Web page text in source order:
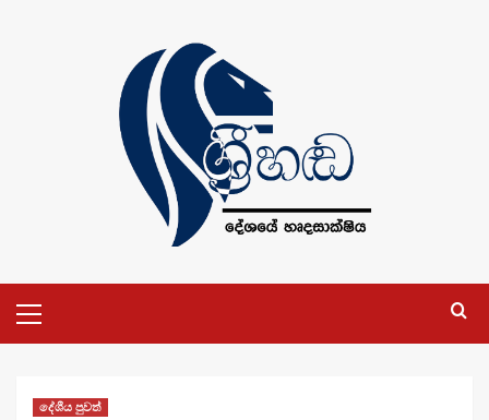
Menu
දේශීය පුවත්